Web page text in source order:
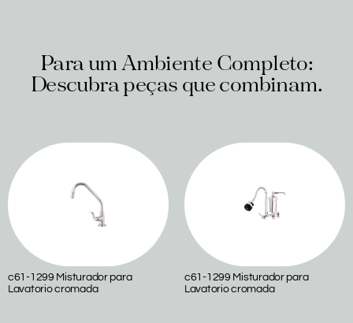
Para um Ambiente Completo:
Descubra peças que combinam.
c61-1299 Misturador para
Lavatorio cromada
c61-1299 Misturador para
Lavatorio cromada